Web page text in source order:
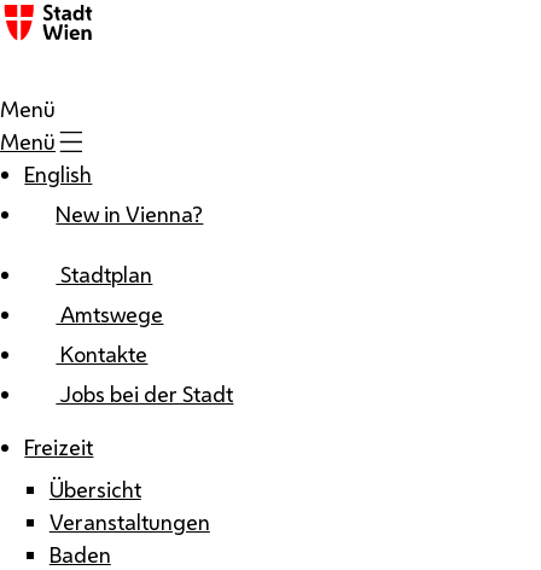
Zum Inhalt
Menü
Menü
English
New in Vienna?
Stadtplan
Amtswege
Kontakte
Jobs bei der Stadt
Freizeit
Übersicht
Veranstaltungen
Baden